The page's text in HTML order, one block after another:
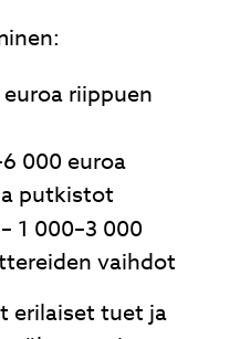
riippuen
000 euroa
putkistot
– 1 000–3 000
vaihdot
erilaiset tuet ja